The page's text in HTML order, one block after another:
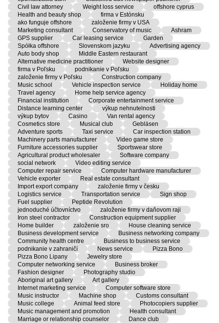
Civil law attorney
Weight loss service
offshore cyprus
Health and beauty shop
firma v Estónsku
ako funguje offshore
založenie firmy v USA
Marketing consultant
Conservatory of music
Ashram
GPS supplier
Car leasing service
Garden
Spółka offshore
Slovenskom jazyku
Advertising agency
Auto body shop
Middle Eastern restaurant
Alternative medicine practitioner
Website designer
firma v Poľsku
podnikanie v Poľsku
založenie firmy v Poľsku
Construction company
Music school
Vehicle inspection service
Holiday home
Travel agency
Home help service agency
Financial institution
Corporate entertainment service
Distance learning center
výkup nehnutelnosti
výkup bytov
Casino
Van rental agency
Cosmetics store
Musical club
Gebläsen
Adventure sports
Taxi service
Car inspection station
Machinery parts manufacturer
Video game store
Furniture accessories supplier
Sportswear store
Agricultural product wholesaler
Software company
social network
Video editing service
Computer repair service
Computer hardware manufacturer
Vehicle exporter
Real estate consultant
Import export company
založenie firmy v česku
Logistics service
Transportation service
Sign shop
Fuel supplier
Peptide Revolution
jednoduché účtovníctvo
založenie firmy v daňovom raji
Iron steel contractor
Construction equipment supplier
Home builder
založenie sro
House cleaning service
Business development service
Business networking company
Community health centre
Business to business service
podnikanie v zahraničí
News service
Pizza Bono
Pizza Bono Lipany
Jewelry store
Computer networking service
Business broker
Fashion designer
Photography studio
Aboriginal art gallery
Art gallery
Internet marketing service
Computer software store
Music instructor
Machine shop
Customs consultant
Music college
Animal feed store
Photocopiers supplier
Music management and promotion
Health consultant
Marriage or relationship counselor
Dance club